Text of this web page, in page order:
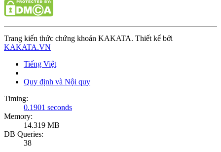
Trang kiến thức chứng khoán KAKATA. Thiết kế bởi
KAKATA.VN
Tiếng Việt
Quy định và Nội quy
Timing:
0.1901 seconds
Memory:
14.319 MB
DB Queries:
38